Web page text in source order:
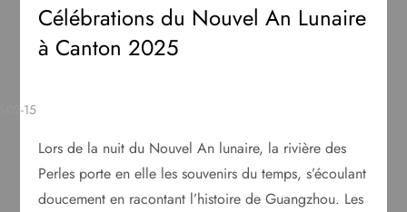
Célébrations du Nouvel An Lunaire
à Canton 2025
Lors de la nuit du Nouvel An lunaire, la rivière des
Perles porte en elle les souvenirs du temps, s’écoulant
doucement en racontant l’histoire de Guangzhou. Les